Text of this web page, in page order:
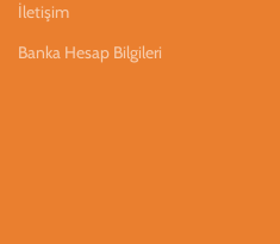
İletişim
Banka Hesap Bilgileri